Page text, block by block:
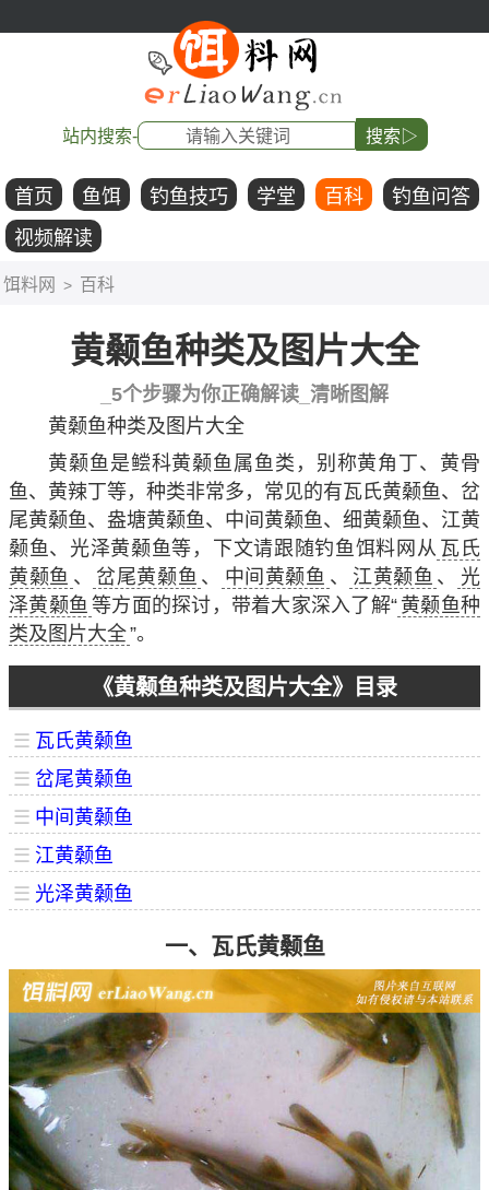
站内搜索- 搜索▷
首页 鱼饵 钓鱼技巧 学堂 百科
钓鱼问答
视频解读
饵料网 > 百科
黄颡鱼种类及图片大全
_5个步骤为你正确解读_清晰图解
黄颡鱼种类及图片大全
黄颡鱼是鲿科黄颡鱼属鱼类，别称黄角丁、黄骨
鱼、黄辣丁等，种类非常多，常见的有瓦氏黄颡鱼、岔
尾黄颡鱼、盎塘黄颡鱼、中间黄颡鱼、细黄颡鱼、江黄
颡鱼、光泽黄颡鱼等，下文请跟随钓鱼饵料网从 瓦氏
黄颡鱼 、 岔尾黄颡鱼 、 中间黄颡鱼 、 江黄颡鱼 、
光
泽黄颡鱼 等方面的探讨，带着大家深入了解“ 黄颡鱼种
类及图片大全”。
《黄颡鱼种类及图片大全》目录
☰ 瓦氏黄颡鱼
☰ 岔尾黄颡鱼
☰ 中间黄颡鱼
☰ 江黄颡鱼
☰ 光泽黄颡鱼
一、瓦氏黄颡鱼